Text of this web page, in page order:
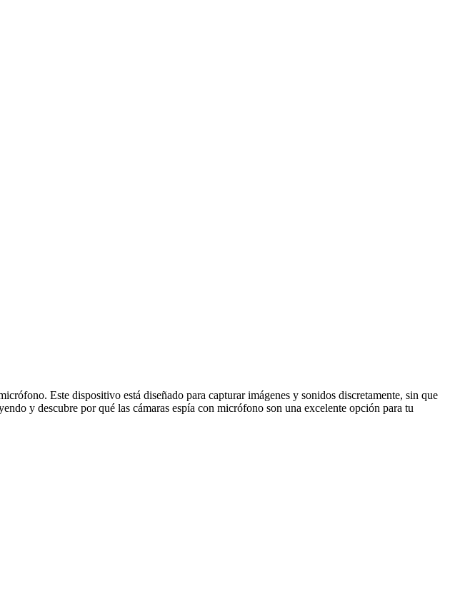
Este dispositivo está diseñado para capturar imágenes y sonidos discretamente, sin que
y descubre por qué las cámaras espía con micrófono son una excelente opción para tu